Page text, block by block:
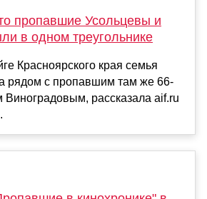
пропавшие Усольцевы и
в одном треугольнике
Красноярского края семья
рядом с пропавшим там же 66-
Виноградовым, рассказала aif.ru